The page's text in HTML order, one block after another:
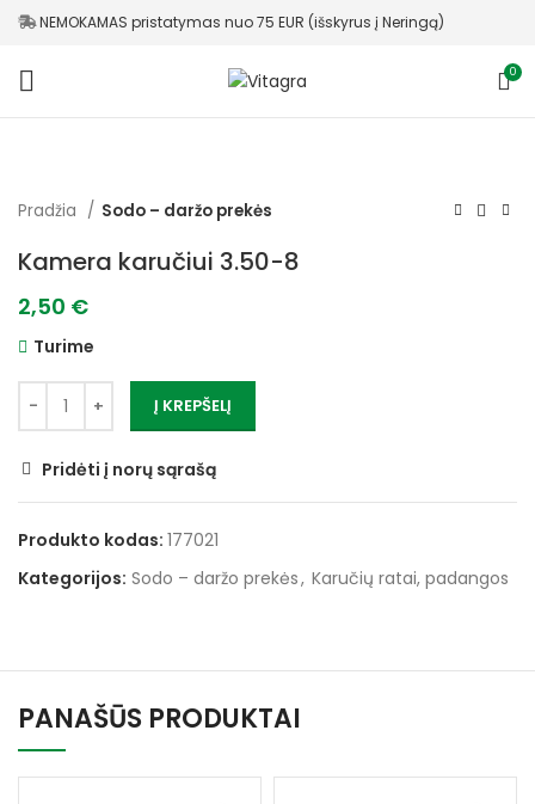
NEMOKAMAS pristatymas nuo 75 EUR (išskyrus į Neringą)
0
Pradžia Sodo – daržo prekės
Kamera karučiui 3.50-8
2,50 €
Turime
Į KREPŠELĮ
Pridėti į norų sąrašą
Produkto kodas: 177021
Kategorijos: Sodo – daržo prekės, Karučių ratai, padangos
PANAŠŪS PRODUKTAI